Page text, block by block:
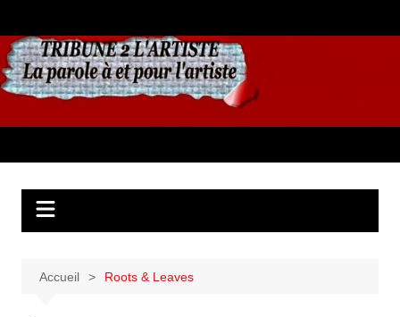
au
contenu
Accueil Roots & Leaves